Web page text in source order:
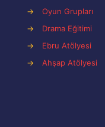
→
Oyun Grupları
→
Drama Eğitimi
→
Ebru Atölyesi
→
Ahşap Atölyesi